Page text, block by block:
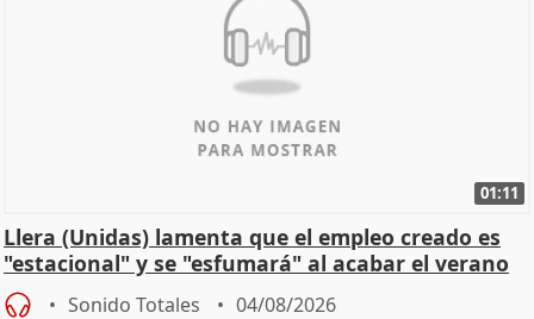
01:11
Llera (Unidas) lamenta que el empleo creado es
"estacional" y se "esfumará" al acabar el verano
Sonido Totales 04/08/2026